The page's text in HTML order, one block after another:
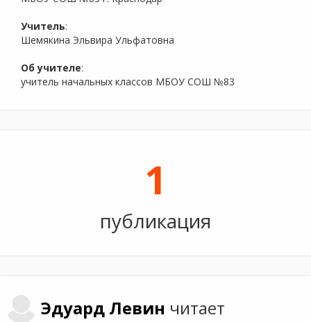
Учитель:
Шемякина Эльвира Ульфатовна
Об учителе:
учитель начальных классов МБОУ СОШ №83
1
публикация
Эдуард Левин читает